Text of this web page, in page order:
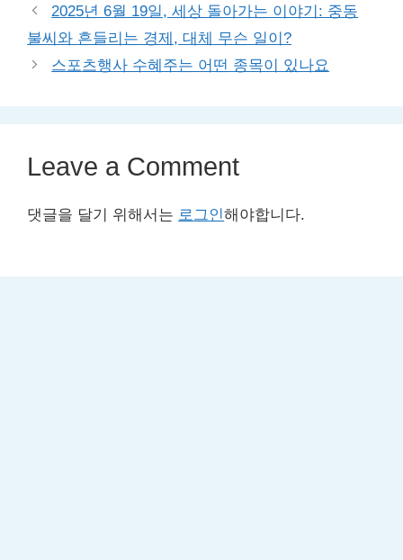
2025년 6월 19일, 세상 돌아가는 이야기: 중동
불씨와 흔들리는 경제, 대체 무슨 일이?
스포츠행사 수혜주는 어떤 종목이 있나요
Leave a Comment
댓글을 달기 위해서는 로그인해야합니다.